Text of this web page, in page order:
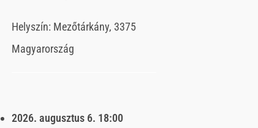
Helyszín: Mezőtárkány, 3375
Magyarország
2026. augusztus 6. 18:00